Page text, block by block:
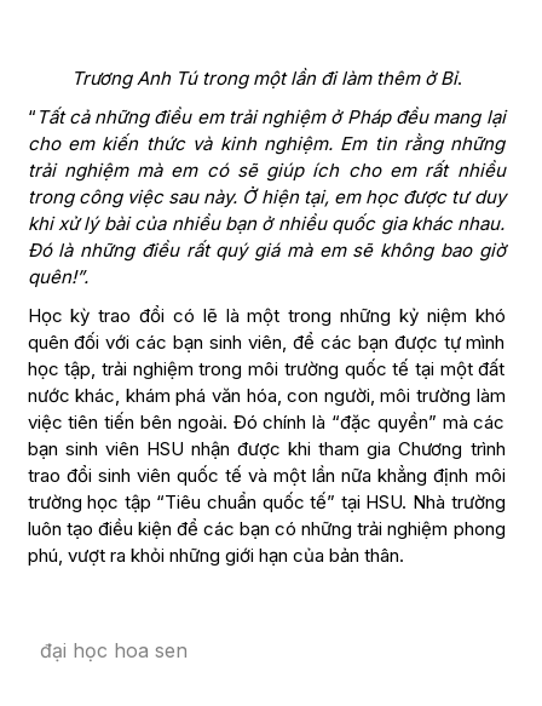
Trương Anh Tú trong một lần đi làm thêm ở Bỉ.
“ Tất cả những điều em trải nghiệm ở Pháp đều mang lại
cho em kiến thức và kinh nghiệm. Em tin rằng những
trải nghiệm mà em có sẽ giúp ích cho em rất nhiều
trong công việc sau này. Ở hiện tại, em học được tư duy
khi xử lý bài của nhiều bạn ở nhiều quốc gia khác nhau.
Đó là những điều rất quý giá mà em sẽ không bao giờ
quên!”.
Học kỳ trao đổi có lẽ là một trong những kỷ niệm khó
quên đối với các bạn sinh viên, để các bạn được tự mình
học tập, trải nghiệm trong môi trường quốc tế tại một đất
nước khác, khám phá văn hóa, con người, môi trường làm
việc tiên tiến bên ngoài. Đó chính là “đặc quyền” mà các
bạn sinh viên HSU nhận được khi tham gia Chương trình
trao đổi sinh viên quốc tế và một lần nữa khẳng định môi
trường học tập “Tiêu chuẩn quốc tế” tại HSU. Nhà trường
luôn tạo điều kiện để các bạn có những trải nghiệm phong
phú, vượt ra khỏi những giới hạn của bản thân.
đại học hoa sen